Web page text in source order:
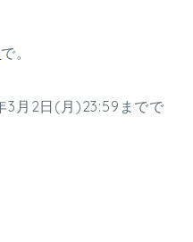
で。
3月2日(月)23:59までで